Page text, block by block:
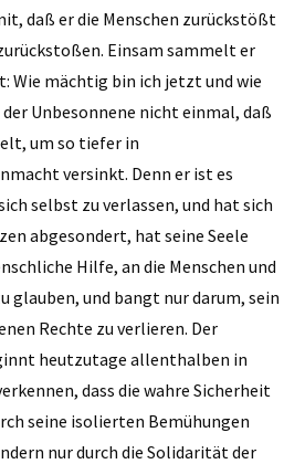
daß er die Menschen zurückstößt
Einsam sammelt er
Wie mächtig bin ich jetzt und wie
Unbesonnene nicht einmal, daß
um so tiefer in
versinkt. Denn er ist es
selbst zu verlassen, und hat sich
abgesondert, hat seine Seele
Hilfe, an die Menschen und
glauben, und bangt nur darum, sein
Rechte zu verlieren. Der
heutzutage allenthalben in
dass die wahre Sicherheit
seine isolierten Bemühungen
nur durch die Solidarität der